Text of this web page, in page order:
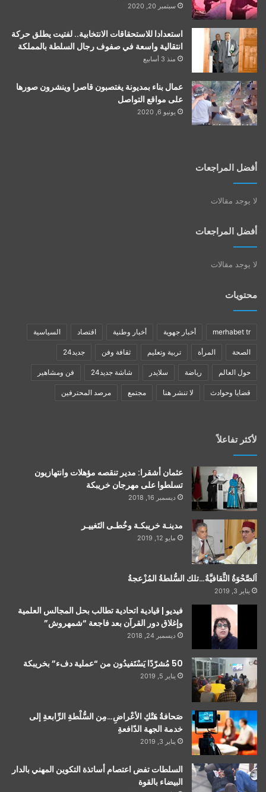
سبتمبر 20, 2020
استعدادا للاستحقاقات الانتخابية.. لفتيت يطلق حركة
انتقالية واسعة في صفوف رجال السلطة بالمملكة
منذ 3 أسابيع
عمال بناء بمديونة يغتصبون قاصرا وينشرون صورها
على مواقع التواصل
يونيو 6, 2020
أفضل المراجعات
لا يوجد مقالات
أفضل المراجعات
لا يوجد مقالات
محتويات
merhabet tr أخبار جهوية أخبار وطنية اقتصاد السياسية
الصحة المرأة تربية وتعليم ثقافة وفن جديد24
حول العالم رياضة سلايدر شاشة جديد24 فن ومشاهير
قضايا وحوادث لا تنشر هنا مجتمع مرصد المحترفين
لأكثر تفاعلاً
عثمان أشقرا: مدير تنقصه مؤهلات وانتهازيون
تسلطوا على مهرجان خريبكة
ديسمبر 16, 2018
مدينـة خريبكـة وخُطـى التَغييـر
مايو 12, 2019
اَلصَّحْوَةُ الثَّقافيَّةُ…تلك السُّلطةُ المُزْعجةُ
يناير 3, 2019
فيديو | قيادية اتحادية تطالب بحل المجالس العلمية
وإغلاق دور القرآن بعد فاجعة “شمهروش”
ديسمبر 24, 2018
50 مُشرّدًا يَسْتَفيدُون من “عملية دفء” بخريبكة
يناير 5, 2019
صَحافةُ هَتْكِ الأعْراضِ…مِن السُّلْطةِ الرِّابعةِ إلى
خدمة الجهة الدّافعةِ
يناير 3, 2019
السلطات تفض اعتصام أساتذة التكوين المهني بالدار
البيضاء بالقوة